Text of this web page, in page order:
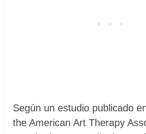
Según un estudio publicado
the American Art Therapy